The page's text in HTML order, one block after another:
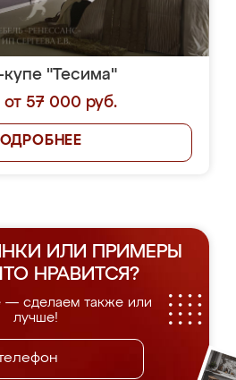
"Тесима"
от 57 000 руб.
ИЛИ ПРИМЕРЫ
НРАВИТСЯ?
— сделаем также или
лучше!